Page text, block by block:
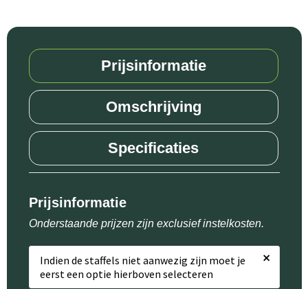
Prijsinformatie
Omschrijving
Specificaties
Prijsinformatie
Onderstaande prijzen zijn exclusief instelkosten.
Indien de staffels niet aanwezig zijn moet je
eerst een optie hierboven selecteren
×